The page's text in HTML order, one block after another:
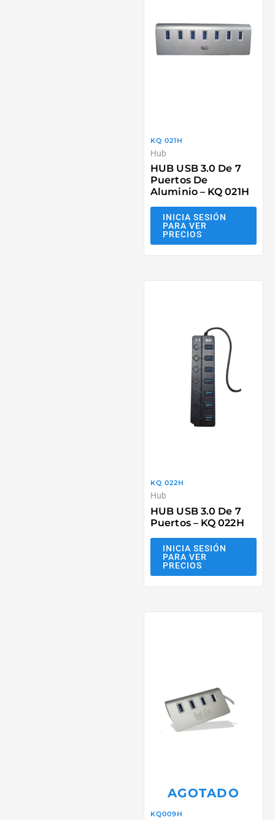
KQ 021H
Hub
HUB USB 3.0 De 7
Puertos De
Aluminio – KQ 021H
INICIA SESIÓN
PARA VER
PRECIOS
KQ 022H
Hub
HUB USB 3.0 De 7
Puertos – KQ 022H
INICIA SESIÓN
PARA VER
PRECIOS
AGOTADO
KQ009H